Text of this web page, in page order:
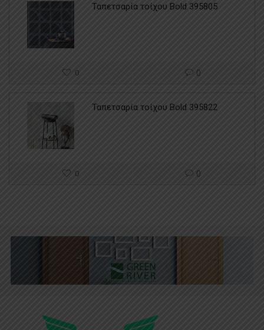
Ταπετσαρία τοίχου Bold 395805
0 0
Ταπετσαρία τοίχου Bold 395822
0 0